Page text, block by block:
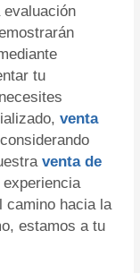
tu
venta
venta de
camino hacia la
estamos a tu